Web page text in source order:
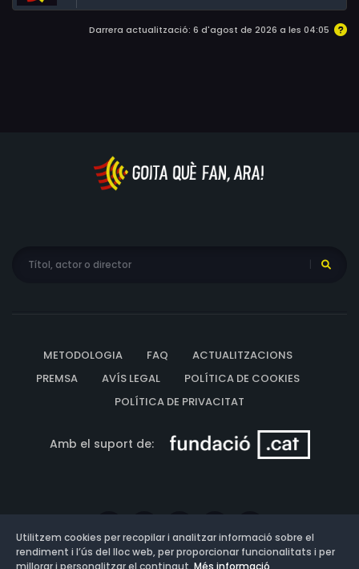
Darrera actualització: 6 d'agost de 2026 a les 04:05
METODOLOGIA FAQ
ACTUALITZACIONS
PREMSA
AVÍS LEGAL
POLÍTICA DE COOKIES
POLÍTICA DE PRIVACITAT
Amb el suport de:
Utilitzem cookies per recopilar i analitzar informació sobre el
rendiment i l’ús del lloc web, per proporcionar funcionalitats i per
millorar i personalitzar el contingut. Més informació